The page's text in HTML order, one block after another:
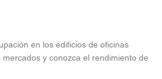
en los edificios de oficinas
y conozca el rendimiento de